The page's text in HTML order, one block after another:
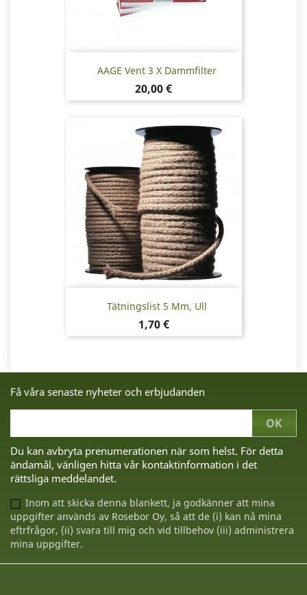
AAGE Vent 3 X Dammfilter
Pris
20,00 €
Tätningslist 5 Mm, Ull
Pris
1,70 €
Få våra senaste nyheter och erbjudanden
Du kan avbryta prenumerationen när som helst. För detta
ändamål, vänligen hitta vår kontaktinformation i det
rättsliga meddelandet.
Inom att skicka denna blankett, ja godkänner att mina
uppgifter används av Rosebor Oy, så att de (i) kan nå mina
eftrfrågor, (ii) svara till mig och vid tillbehov (iii) administrera
mina uppgifter.